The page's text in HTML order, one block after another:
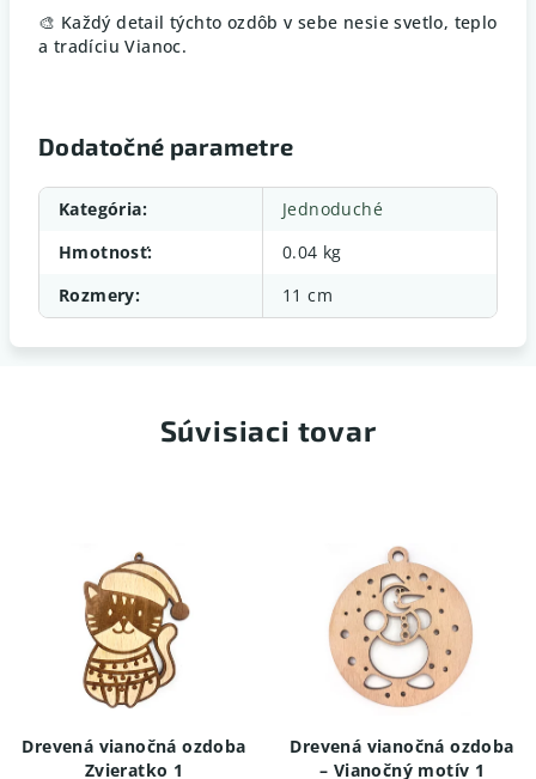
🎨 Každý detail týchto ozdôb v sebe nesie svetlo, teplo
a tradíciu Vianoc.
Dodatočné parametre
Kategória:
Jednoduché
Hmotnosť:
0.04 kg
Rozmery: 11 cm
Súvisiaci tovar
Drevená vianočná ozdoba
Zvieratko 1
Drevená vianočná ozdoba
– Vianočný motív 1